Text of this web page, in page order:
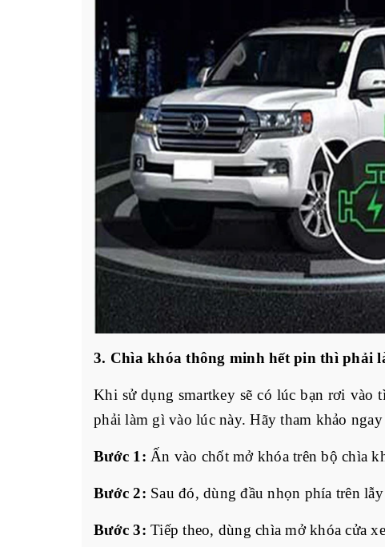
3. Chìa khóa thông minh hết pin thì phải
Khi sử dụng smartkey sẽ có lúc bạn rơi
phải làm gì vào lúc này. Hãy tham khảo
Bước 1: Ấn vào chốt mở khóa trên bộ chìa
Bước 2: Sau đó, dùng đầu nhọn phía trên
Bước 3: Tiếp theo, dùng chìa mở khóa cửa